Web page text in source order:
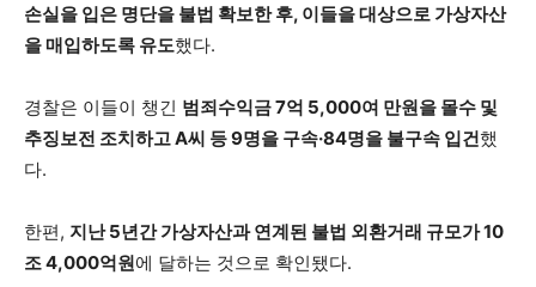
손실을 입은 명단을 불법 확보한 후, 이들을 대상으로 가상자산
을 매입하도록 유도했다.
경찰은 이들이 챙긴 범죄수익금 7억 5,000여 만원을 몰수 및
추징보전 조치하고 A씨 등 9명을 구속·84명을 불구속 입건했
다.
한편, 지난 5년간 가상자산과 연계된 불법 외환거래 규모가 10
조 4,000억원에 달하는 것으로 확인됐다.